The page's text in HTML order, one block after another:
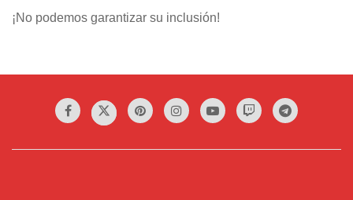
¡No podemos garantizar su inclusión!